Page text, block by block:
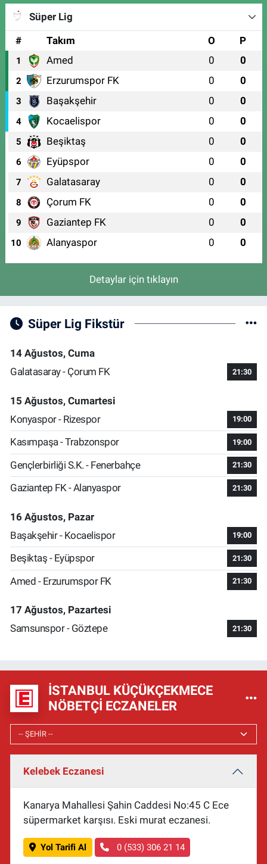
Süper Lig
#
Takım O P
1 Amed 0 0
2 Erzurumspor FK 0 0
3 Başakşehir 0 0
4 Kocaelispor 0 0
5 Beşiktaş 0 0
6 Eyüpspor 0 0
7 Galatasaray 0 0
8 Çorum FK 0 0
9 Gaziantep FK 0 0
10 Alanyaspor 0 0
Detaylar için tıklayın
Süper Lig Fikstür
14 Ağustos, Cuma
Galatasaray - Çorum FK
21:30
15 Ağustos, Cumartesi
Konyaspor - Rizespor
19:00
Kasımpaşa - Trabzonspor 19:00
Gençlerbirliği S.K. - Fenerbahçe 21:30
Gaziantep FK - Alanyaspor 21:30
16 Ağustos, Pazar
Başakşehir - Kocaelispor
19:00
Beşiktaş - Eyüpspor 21:30
Amed - Erzurumspor FK 21:30
17 Ağustos, Pazartesi
Samsunspor - Göztepe
21:30
İSTANBUL KÜÇÜKÇEKMECE
NÖBETÇI ECZANELER
Kelebek Eczanesi
Kanarya Mahallesi Şahin Caddesi No:45 C Ece
süpermarket karşısı. Eski murat eczanesi.
Yol Tarifi Al 0 (533) 306 21 14